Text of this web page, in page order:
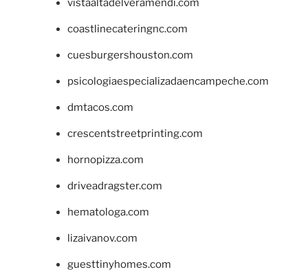
vistaaltadelveramendi.com
coastlinecateringnc.com
cuesburgershouston.com
psicologiaespecializadaencampeche.com
dmtacos.com
crescentstreetprinting.com
hornopizza.com
driveadragster.com
hematologa.com
lizaivanov.com
guesttinyhomes.com